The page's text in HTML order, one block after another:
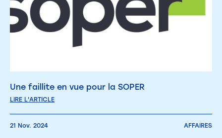
Une faillite en vue pour la SOPER
LIRE L'ARTICLE
21 Nov. 2024 AFFAIRES